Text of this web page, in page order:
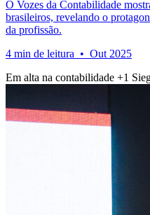
O Vozes da Contabilidade
brasileiros, revelando o
da profissão.
4 min de leitura • Out 2025
Em alta na contabilidade +1